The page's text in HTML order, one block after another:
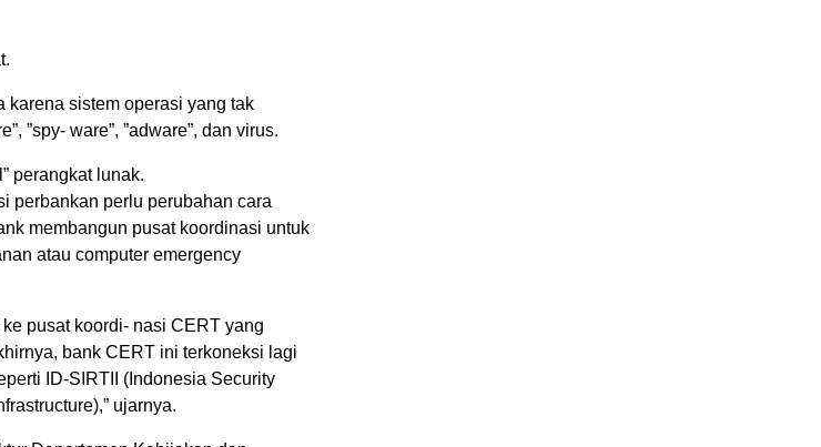
karena sistem operasi yang tak
”spy- ware”, ”adware”, dan virus.
perangkat lunak.
perbankan perlu perubahan cara
membangun pusat koordinasi untuk
atau computer emergency
pusat koordi- nasi CERT yang
bank CERT ini terkoneksi lagi
ID-SIRTII (Indonesia Security
ujarnya.